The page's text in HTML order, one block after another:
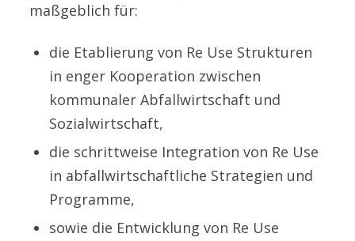
maßgeblich für:
die Etablierung von Re Use Strukturen
in enger Kooperation zwischen
kommunaler Abfallwirtschaft und
Sozialwirtschaft,
die schrittweise Integration von Re Use
in abfallwirtschaftliche Strategien und
Programme,
sowie die Entwicklung von Re Use